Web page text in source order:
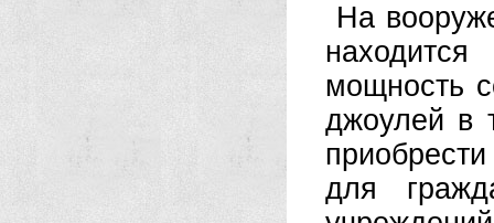
На
мощность
джоулей в
для